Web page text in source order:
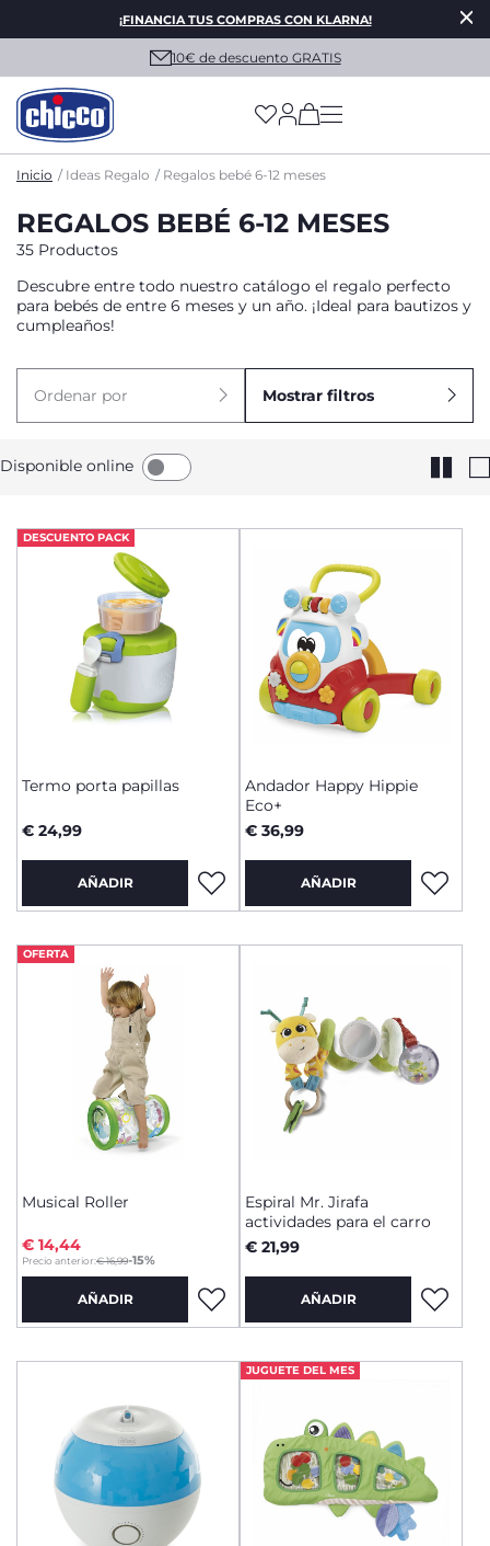
¡FINANCIA TUS COMPRAS CON KLARNA!
10€ de descuento GRATIS
(has more options
Inicio Ideas Regalo Regalos bebé 6-12 meses
REGALOS BEBÉ 6-12 MESES
35 Productos
Descubre entre todo nuestro catálogo el regalo perfecto
para bebés de entre 6 meses y un año. ¡Ideal para bautizos y
cumpleaños!
Ordenar por Mostrar filtros
Disponible online
DESCUENTO PACK
Termo porta papillas
€ 24,99
AÑADIR
Andador Happy Hippie
Eco+
€ 36,99
AÑADIR
OFERTA
Musical Roller
Precio anterior:€ 16,99-15%
to
€ 14,44
AÑADIR
Espiral Mr. Jirafa
actividades para el carro
€ 21,99
AÑADIR
JUGUETE DEL MES